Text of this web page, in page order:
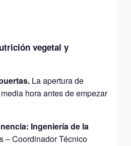
vegetal y
La apertura de
hora antes de empezar
Ingeniería de la
– Coordinador Técnico